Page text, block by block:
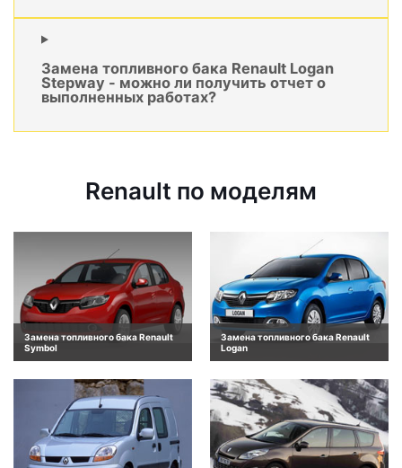
Замена топливного бака Renault Logan
Stepway - можно ли получить отчет о
выполненных работах?
Renault по моделям
Замена топливного бака Renault
Symbol
Замена топливного бака Renault
Logan